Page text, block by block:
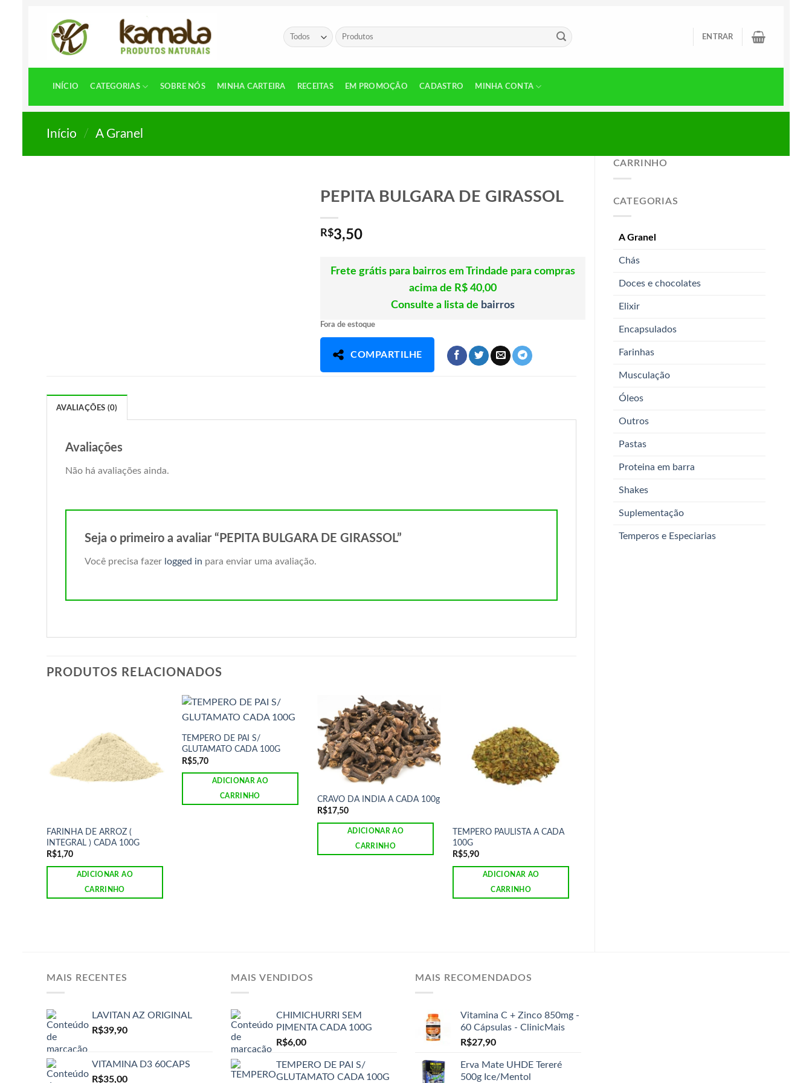
content
Pesquisar
por:
ENTRAR
INÍCIO CATEGORIAS SOBRE NÓS MINHA CARTEIRA RECEITAS EM PROMOÇÃO CADASTRO MINHA CONTA
Início / A Granel
CARRINHO
CATEGORIAS
A Granel
Chás
Doces e chocolates
Elixir
Encapsulados
Farinhas
Musculação
Óleos
Outros
Pastas
Proteina em barra
Shakes
Suplementação
Temperos e Especiarias
PEPITA BULGARA DE GIRASSOL
R$3,50
Frete grátis para bairros em Trindade para compras
acima de R$ 40,00
Consulte a lista de bairros
Fora de estoque
COMPARTILHE
AVALIAÇÕES (0)
Avaliações
Não há avaliações ainda.
Seja o primeiro a avaliar “PEPITA BULGARA DE GIRASSOL”
Você precisa fazer logged in para enviar uma avaliação.
PRODUTOS RELACIONADOS
FARINHA DE ARROZ (
INTEGRAL ) CADA 100G
R$1,70
ADICIONAR AO
CARRINHO
TEMPERO DE PAI S/
GLUTAMATO CADA 100G
R$5,70
ADICIONAR AO
CARRINHO
CRAVO DA INDIA A CADA 100g
R$17,50
ADICIONAR AO
CARRINHO
TEMPERO PAULISTA A CADA
100G
R$5,90
ADICIONAR AO
CARRINHO
MAIS RECENTES
LAVITAN AZ ORIGINAL
R$39,90
VITAMINA D3 60CAPS
R$35,00
MAIS VENDIDOS
CHIMICHURRI SEM
PIMENTA CADA 100G
R$6,00
TEMPERO DE PAI S/
GLUTAMATO CADA 100G
MAIS RECOMENDADOS
Vitamina C + Zinco 850mg -
60 Cápsulas - ClinicMais
R$27,90
Erva Mate UHDE Tereré
500g Ice/Mentol